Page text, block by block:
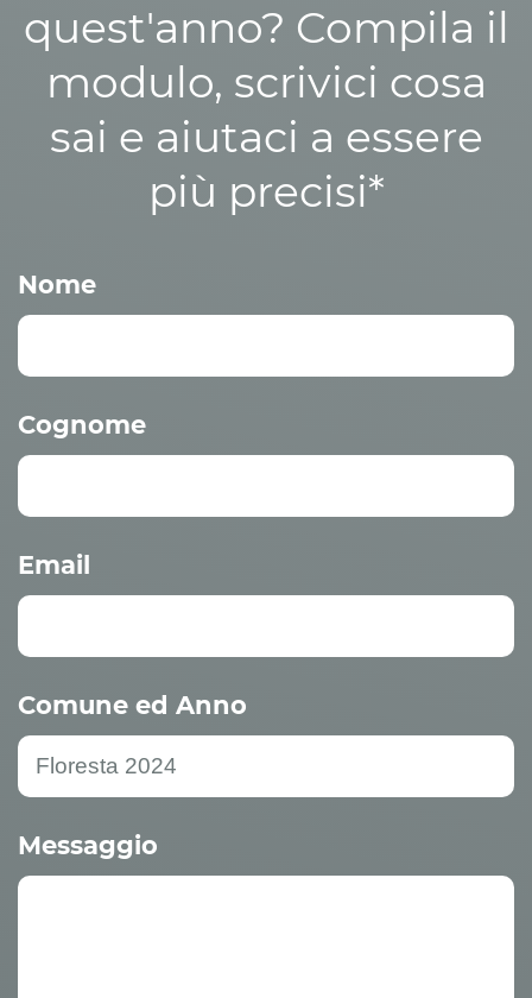
quest'anno? Compila il
modulo, scrivici cosa
sai e aiutaci a essere
più precisi*
Nome
Cognome
Email
Comune ed Anno
Messaggio